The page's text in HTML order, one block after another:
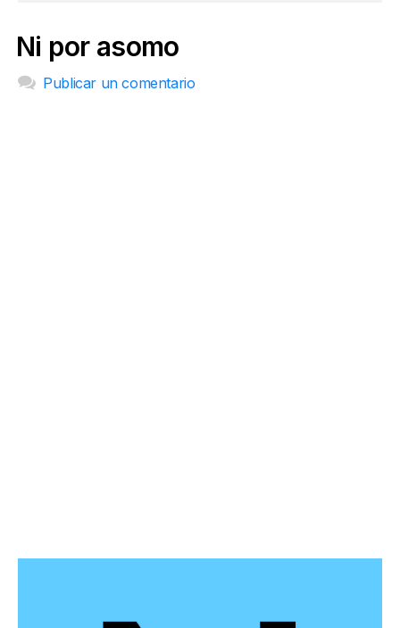
Ni por asomo
Publicar un comentario